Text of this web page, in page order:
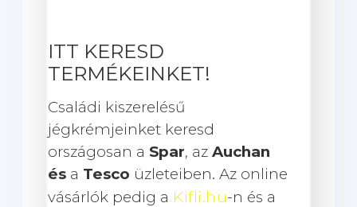
ITT KERESD
TERMÉKEINKET!
Családi kiszerelésű
jégkrémjeinket keresd
országosan a Spar, az Auchan
és a Tesco üzleteiben. Az online
vásárlók pedig a Kifli.hu-n és a